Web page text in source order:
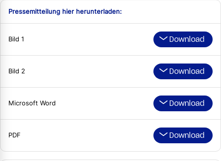
Pressemitteilung hier herunterladen:
Bild 1 Download
Bild 2 Download
Microsoft Word Download
PDF Download